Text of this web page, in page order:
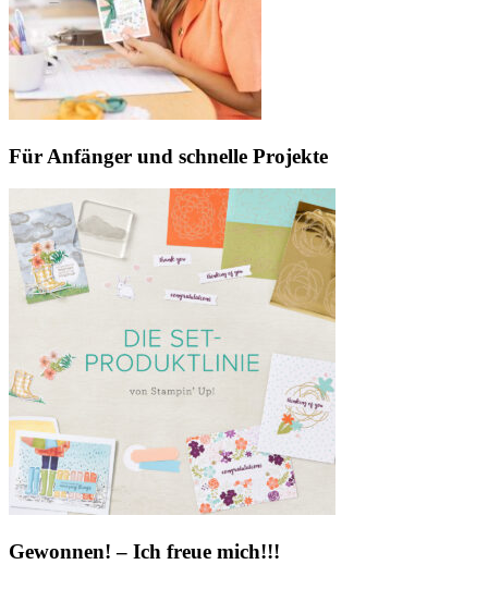
Für Anfänger und schnelle Projekte
Gewonnen! – Ich freue mich!!!